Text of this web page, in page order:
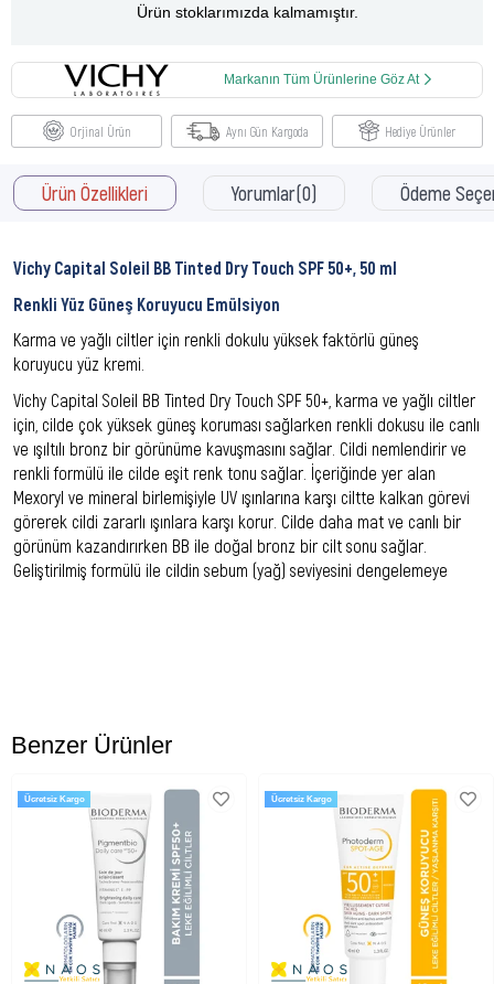
Ürün stoklarımızda kalmamıştır.
Markanın Tüm Ürünlerine Göz At
Orjinal Ürün Aynı Gün Kargoda Hediye Ürünler
Ürün Özellikleri Yorumlar(0) Ödeme
Vichy Capital Soleil BB Tinted Dry Touch SPF 50+, 50 ml
Renkli Yüz Güneş Koruyucu Emülsiyon
Karma ve yağlı ciltler için renkli dokulu yüksek faktörlü güneş
koruyucu yüz kremi.
Vichy Capital Soleil BB Tinted Dry Touch SPF 50+, karma ve yağlı ciltler
için, cilde çok yüksek güneş koruması sağlarken renkli dokusu ile canlı
ve ışıltılı bronz bir görünüme kavuşmasını sağlar. Cildi nemlendirir ve
renkli formülü ile cilde eşit renk tonu sağlar. İçeriğinde yer alan
Mexoryl ve mineral birlemişiyle UV ışınlarına karşı ciltte kalkan görevi
görerek cildi zararlı ışınlara karşı korur. Cilde daha mat ve canlı bir
görünüm kazandırırken BB ile doğal bronz bir cilt sonu sağlar.
Geliştirilmiş formülü ile cildin sebum (yağ) seviyesini dengelemeye
Korumayı devam ettirmek için özellikle yüzmeden, terlemeden ve
kurulanmadan sonra uygulamayı sık sık tekrarlayınız.
Uygun Cilt Tipi:
Karma ve yağlı ciltler.
Ürün İçeriği:
AQUA, DROMETRİZOLE TRİSİLOXANE, HOMOSALATE, ETHYLHEXYL SALİCYLATE,
Benzer Ürünler
Ücretsiz Kargo Ücretsiz Kargo